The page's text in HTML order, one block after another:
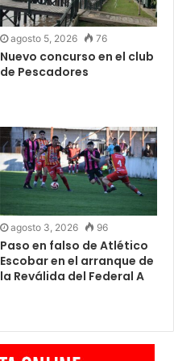
agosto 5, 2026 76
Nuevo concurso en el club
de Pescadores
agosto 3, 2026 96
Paso en falso de Atlético
Escobar en el arranque de
la Reválida del Federal A